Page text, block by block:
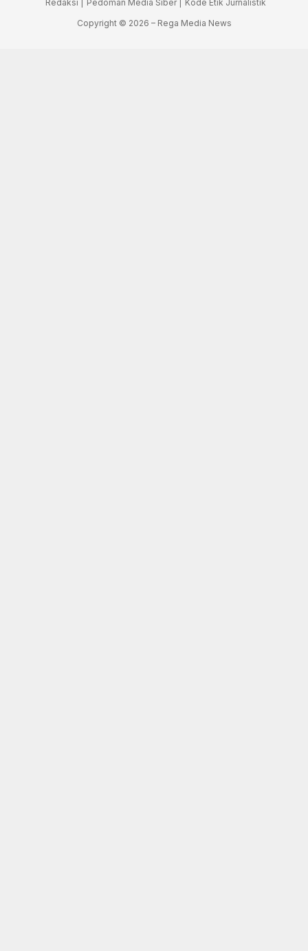
Redaksi | Pedoman Media Siber |
Kode Etik Jurnalistik
Copyright © 2026 – Rega Media News